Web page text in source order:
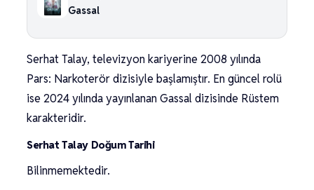
Gassal
Serhat Talay, televizyon kariyerine 2008 yılında
Pars: Narkoterör dizisiyle başlamıştır. En güncel rolü
ise 2024 yılında yayınlanan Gassal dizisinde Rüstem
karakteridir.
Serhat Talay Doğum Tarihi
Bilinmemektedir.